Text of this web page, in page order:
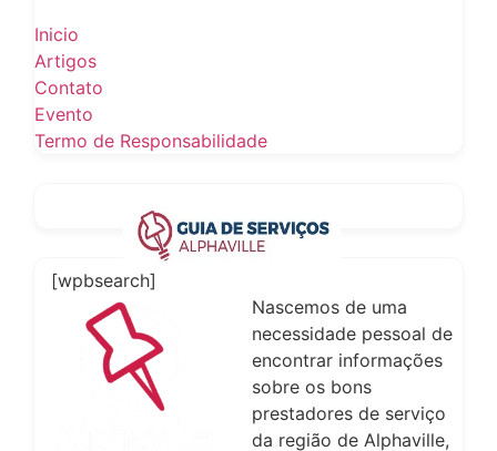
Inicio
Artigos
Contato
Evento
Termo de Responsabilidade
[wpbsearch]
Nascemos de uma
necessidade pessoal de
encontrar informações
sobre os bons
prestadores de serviço
da região de Alphaville,